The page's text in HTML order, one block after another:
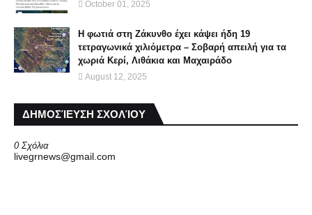
October 01, 2025
Η φωτιά στη Ζάκυνθο έχει κάψει ήδη 19
τετραγωνικά χιλιόμετρα – Σοβαρή απειλή για τα
χωριά Κερί, Λιθάκια και Μαχαιράδο
August 12, 2025
ΔΗΜΟΣΊΕΥΣΗ ΣΧΟΛΊΟΥ
0 Σχόλια
livegrnews@gmail.com